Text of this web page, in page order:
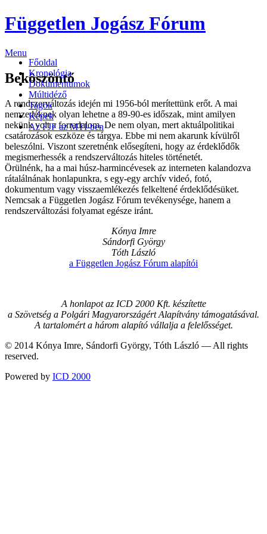
Független Jogász Fórum
Főoldal
Kronológia
Dokumentumok
Múltidéző
Tagok
Képek
Az FJF az MTI-ben
Menu
Beköszöntő
A rendszerváltozás idején mi 1956-ból merítettünk erőt. A mai
nemzedéknek olyan lehetne a 89-90-es időszak, mint amilyen
nekünk volt a forradalom. De nem olyan, mert aktuálpolitikai
csatározások eszköze és tárgya. Ebbe mi nem akarunk kívülről
beleszólni. Viszont szeretnénk elősegíteni, hogy az érdeklődők
megismerhessék a rendszerváltozás hiteles történetét.
Örülnénk, ha a mai húsz-harmincévesek az interneten kalandozva
rátalálnának honlapunkra, s egy-egy archív videó, fotó,
dokumentum vagy visszaemlékezés felkeltené érdeklődésüket.
Nemcsak a Független Jogász Fórum tevékenysége, hanem a
rendszerváltozási folyamat egésze iránt.
Kónya Imre
Sándorfi György
Tóth László
a Független Jogász Fórum alapítói
A honlapot az ICD 2000 Kft. készítette
a Szövetség a Polgári Magyarországért Alapítvány támogatásával.
A tartalomért a három alapító vállalja a felelősséget.
© 2014 Kónya Imre, Sándorfi György, Tóth László — All rights
reserved.
Powered by ICD 2000